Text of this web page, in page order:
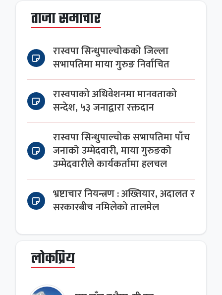
ताजा समाचार
रास्वपा सिन्धुपाल्चोकको जिल्ला
सभापतिमा माया गुरुङ निर्वाचित
रास्वपाको अधिवेशनमा मानवताको
सन्देश, ५३ जनाद्वारा रक्तदान
रास्वपा सिन्धुपाल्चोक सभापतिमा पाँच
जनाको उम्मेदवारी, माया गुरुङको
उम्मेदवारीले कार्यकर्तामा हलचल
भ्रष्टाचार नियन्त्रण : अख्तियार, अदालत र
सरकारबीच नमिलेको तालमेल
लोकप्रिय